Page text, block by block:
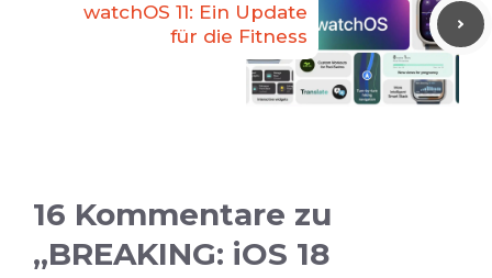
watchOS 11: Ein Update
für die Fitness
16 Kommentare zu
„BREAKING: iOS 18